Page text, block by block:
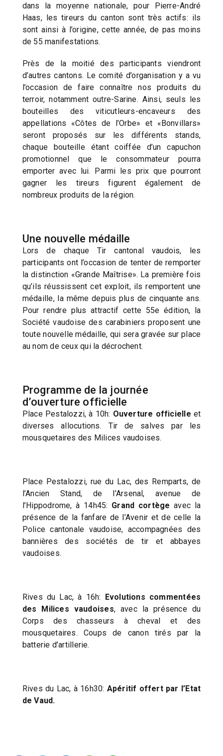
dans la moyenne nationale, pour Pierre-André
Haas, les tireurs du canton sont très actifs: ils
sont ainsi à l’origine, cette année, de pas moins
de 55 manifestations.
Près de la moitié des participants viendront
d’autres cantons. Le comité d’organisation y a vu
l’occasion de faire connaître nos produits du
terroir, notamment outre-Sarine. Ainsi, seuls les
bouteilles des viticutleurs-encaveurs des
appellations «Côtes de l’Orbe» et «Bonvillars»
seront proposés sur les différents stands,
chaque bouteille étant coiffée d’un capuchon
promotionnel que le consommateur pourra
emporter avec lui. Parmi les prix que pourront
gagner les tireurs figurent également de
nombreux produits de la région.
Une nouvelle médaille
Lors de chaque Tir cantonal vaudois, les
participants ont l’occasion de tenter de remporter
la distinction «Grande Maîtrise». La première fois
qu’ils réussissent cet exploit, ils remportent une
médaille, la même depuis plus de cinquante ans.
Pour rendre plus attractif cette 55e édition, la
Société vaudoise des carabiniers proposent une
toute nouvelle médaille, qui sera gravée sur place
au nom de ceux qui la décrochent.
Programme de la journée
d’ouverture officielle
Place Pestalozzi, à 10h: Ouverture officielle et
diverses allocutions. Tir de salves par les
mousquetaires des Milices vaudoises.
Place Pestalozzi, rue du Lac, des Remparts, de
l’Ancien Stand, de l’Arsenal, avenue de
l’Hippodrome, à 14h45: Grand cortège avec la
présence de la fanfare de l’Avenir et de celle la
Police cantonale vaudoise, accompagnées des
bannières des sociétés de tir et abbayes
vaudoises.
Rives du Lac, à 16h: Evolutions commentées
des Milices vaudoises, avec la présence du
Corps des chasseurs à cheval et des
mousquetaires. Coups de canon tirés par la
batterie d’artillerie.
Rives du Lac, à 16h30: Apéritif offert par l’Etat
de Vaud.